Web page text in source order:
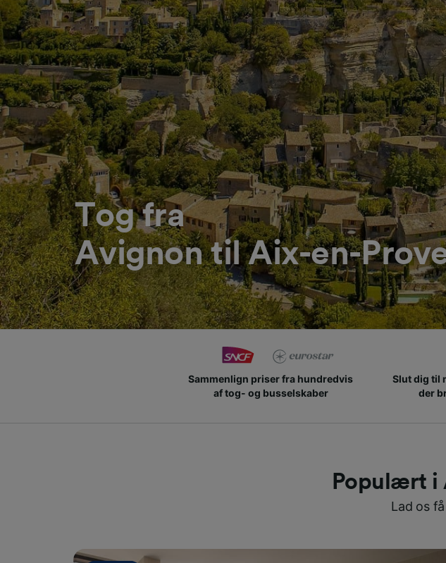
Tog fra
Avignon til Aix-en-
Sammenlign priser fra hundredvis
af tog- og busselskaber
Slut dig til
der
Populært i
Lad os